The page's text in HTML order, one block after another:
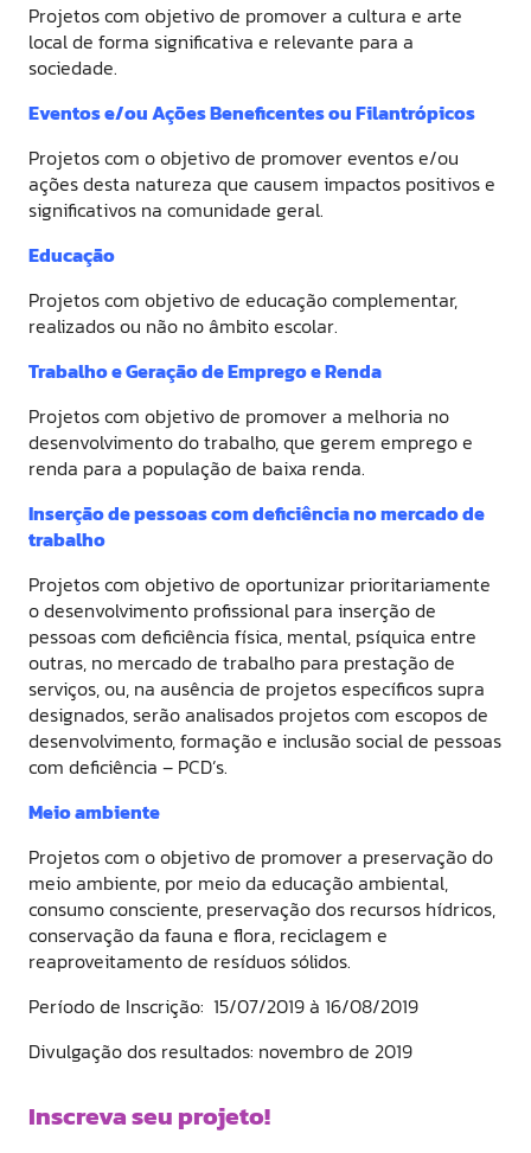
Projetos com objetivo de promover a cultura e arte
local de forma significativa e relevante para a
sociedade.
Eventos e/ou Ações Beneficentes ou Filantrópicos
Projetos com o objetivo de promover eventos e/ou
ações desta natureza que causem impactos positivos e
significativos na comunidade geral.
Educação
Projetos com objetivo de educação complementar,
realizados ou não no âmbito escolar.
Trabalho e Geração de Emprego e Renda
Projetos com objetivo de promover a melhoria no
desenvolvimento do trabalho, que gerem emprego e
renda para a população de baixa renda.
Inserção de pessoas com deficiência no mercado de
trabalho
Projetos com objetivo de oportunizar prioritariamente
o desenvolvimento profissional para inserção de
pessoas com deficiência física, mental, psíquica entre
outras, no mercado de trabalho para prestação de
serviços, ou, na ausência de projetos específicos supra
designados, serão analisados projetos com escopos de
desenvolvimento, formação e inclusão social de pessoas
com deficiência – PCD’s.
Meio ambiente
Projetos com o objetivo de promover a preservação do
meio ambiente, por meio da educação ambiental,
consumo consciente, preservação dos recursos hídricos,
conservação da fauna e flora, reciclagem e
reaproveitamento de resíduos sólidos.
Período de Inscrição: 15/07/2019 à 16/08/2019
Divulgação dos resultados: novembro de 2019
Inscreva seu projeto!